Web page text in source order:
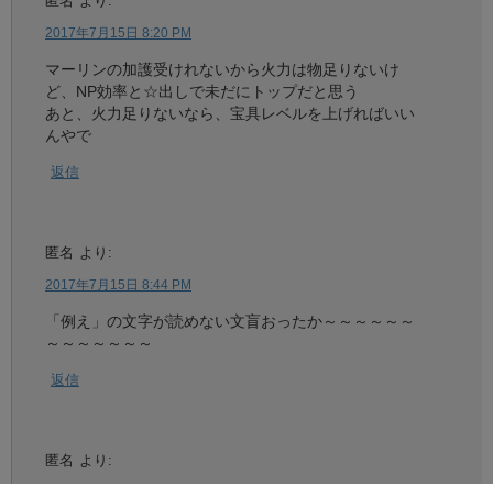
2017年7月15日 8:20 PM
マーリンの加護受けれないから火力は物足りないけ
ど、NP効率と☆出しで未だにトップだと思う
あと、火力足りないなら、宝具レベルを上げればいい
んやで
返信
匿名 より:
2017年7月15日 8:44 PM
「例え」の文字が読めない文盲おったか～～～～～～
～～～～～～～
返信
匿名 より: